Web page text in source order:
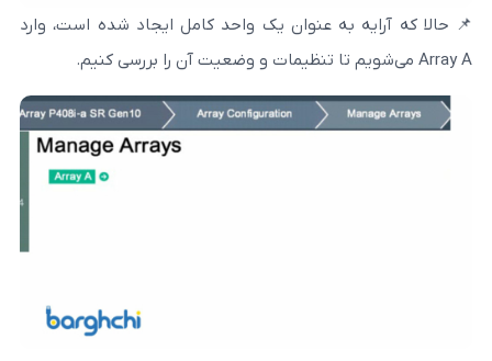
به عنوان یک واحد کامل ایجاد شده است، وارد